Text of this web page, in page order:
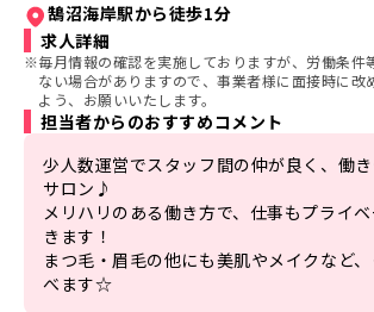
鵠沼海岸駅から徒歩1分
求人詳細
※毎月情報の確認を実施しておりますが、労働条件
ない場合がありますので、事業者様に面接時に改
よう、お願いいたします。
担当者からのおすすめコメント
少人数運営でスタッフ間の仲が良く、働
サロン♪
メリハリのある働き方で、仕事もプライ
きます！
まつ毛・眉毛の他にも美肌やメイクなど
べます☆